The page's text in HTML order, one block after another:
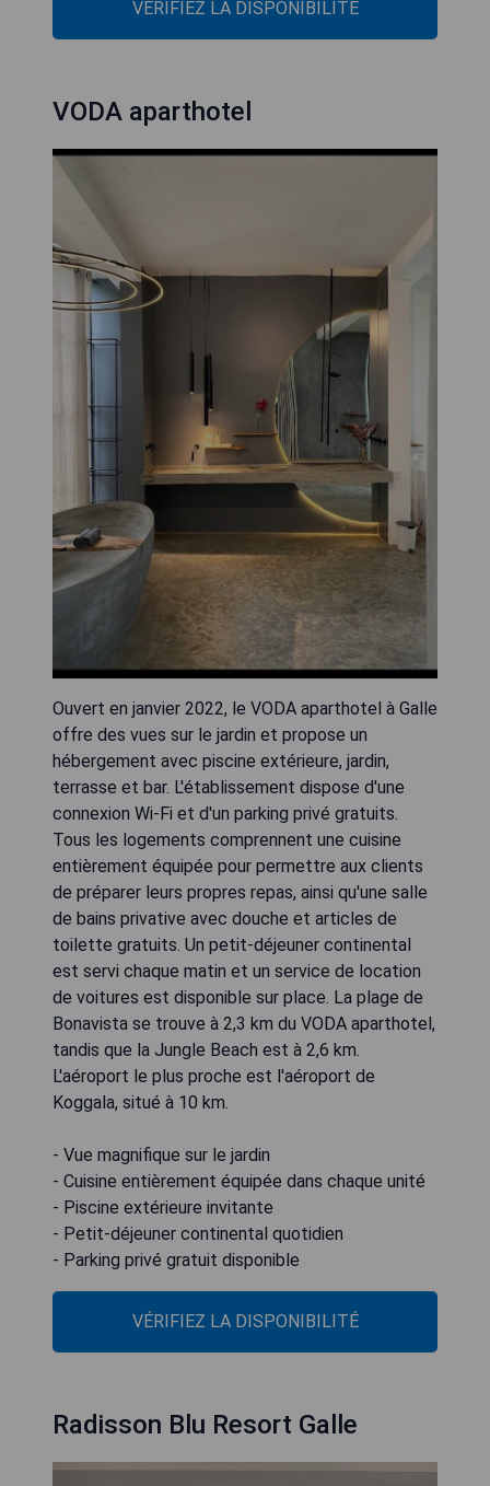
VÉRIFIEZ LA DISPONIBILITÉ
VODA aparthotel
Ouvert en janvier 2022, le VODA aparthotel à Galle
offre des vues sur le jardin et propose un
hébergement avec piscine extérieure, jardin,
terrasse et bar. L'établissement dispose d'une
connexion Wi-Fi et d'un parking privé gratuits.
Tous les logements comprennent une cuisine
entièrement équipée pour permettre aux clients
de préparer leurs propres repas, ainsi qu'une salle
de bains privative avec douche et articles de
toilette gratuits. Un petit-déjeuner continental
est servi chaque matin et un service de location
de voitures est disponible sur place. La plage de
Bonavista se trouve à 2,3 km du VODA aparthotel,
tandis que la Jungle Beach est à 2,6 km.
L'aéroport le plus proche est l'aéroport de
Koggala, situé à 10 km.
- Vue magnifique sur le jardin
- Cuisine entièrement équipée dans chaque unité
- Piscine extérieure invitante
- Petit-déjeuner continental quotidien
- Parking privé gratuit disponible
VÉRIFIEZ LA DISPONIBILITÉ
Radisson Blu Resort Galle